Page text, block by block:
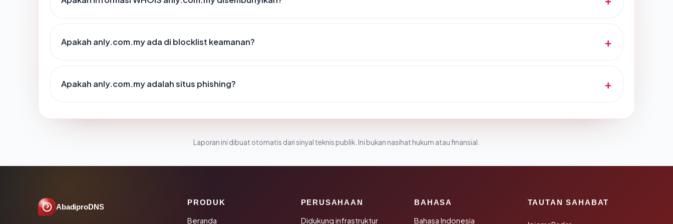
Apakah anly.com.my ada di blocklist keamanan?
Apakah anly.com.my adalah situs phishing?
Laporan ini dibuat otomatis dari sinyal teknis publik. Ini bukan nasihat hukum atau finansial.
AbadiproDNS
PRODUK
Beranda
PERUSAHAAN
Didukung infrastruktur
BAHASA
Bahasa Indonesia
TAUTAN SAHABAT